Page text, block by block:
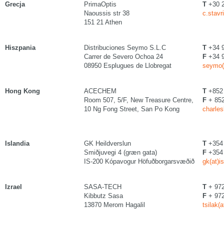
Grecja
PrimaOptis
Naoussis str 38
151 21 Athen
T +30
Hiszpania
Distribuciones Seymo S.L.C
Carrer de Severo Ochoa 24
08950 Esplugues de Llobregat
T +34
F +34
Hong Kong
ACECHEM
Room 507, 5/F, New Treasure Centre,
10 Ng Fong Street, San Po Kong
T
F +
Islandia
GK Heildverslun
Smiðjuvegi 4 (græn gata)
IS-200 Kópavogur Höfuðborgarsvæðið
T
F
Izrael
SASA-TECH
Kibbutz Sasa
13870 Merom Hagalil
T +
F +